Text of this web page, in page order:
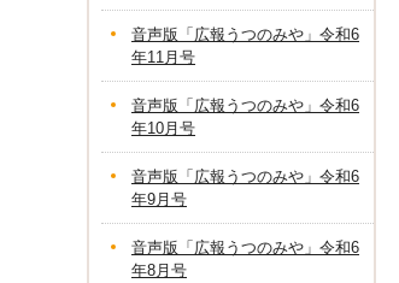
音声版「広報うつのみや」令和6
年11月号
音声版「広報うつのみや」令和6
年10月号
音声版「広報うつのみや」令和6
年9月号
音声版「広報うつのみや」令和6
年8月号